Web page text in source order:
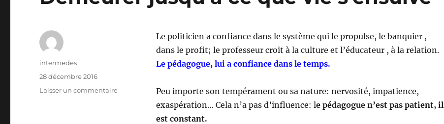
Le politicien a confiance dans le système qui le propulse, le banquier ,
dans le profit; le professeur croit à la culture et l’éducateur , à la relation.
Le pédagogue, lui a confiance dans le temps.
Peu importe son tempérament ou sa nature: nervosité, impatience,
exaspération… Cela n’a pas d’influence: le pédagogue n’est pas patient, il
est constant.
Auteur
intermedes
Publié
28 décembre 2016
Laisser un commentairesur